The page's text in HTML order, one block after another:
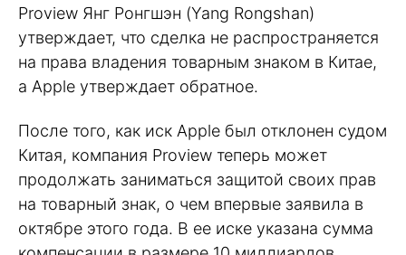
Proview Янг Ронгшэн (Yang Rongshan)
утверждает, что сделка не распространяется
на права владения товарным знаком в Китае,
а Apple утверждает обратное.
После того, как иск Apple был отклонен судом
Китая, компания Proview теперь может
продолжать заниматься защитой своих прав
на товарный знак, о чем впервые заявила в
октябре этого года. В ее иске указана сумма